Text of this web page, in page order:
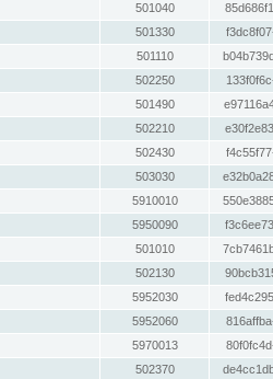
501040
501330
501110
502250
501490
502210
502430
503030
5910010
5950090
501010
502130
5952030
5952060
5970013
502370